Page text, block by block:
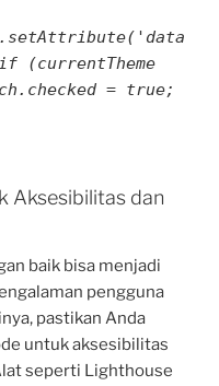
(currentTheme
= true;
Aksesibilitas dan
baik bisa menjadi
pengguna
pastikan Anda
untuk aksesibilitas
seperti Lighthouse